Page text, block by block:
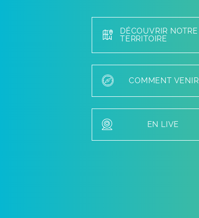
DÉCOUVRIR NOTRE
TERRITOIRE
COMMENT VENIR
EN LIVE